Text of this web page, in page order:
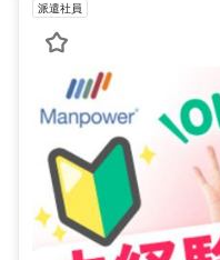
派遣社員